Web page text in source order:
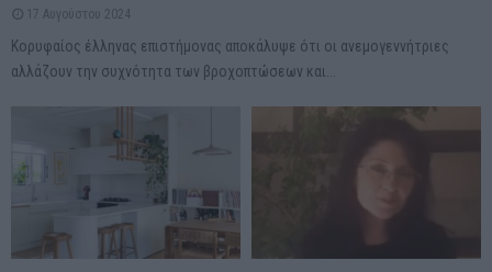
17 Αυγούστου 2024
Κορυφαίος έλληνας επιστήμονας αποκάλυψε ότι οι ανεμογεννήτριες
αλλάζουν την συχνότητα των βροχοπτώσεων και...